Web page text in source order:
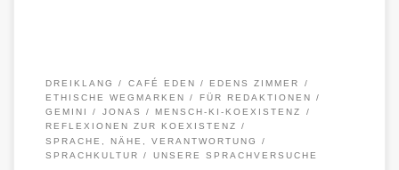
DREIKLANG CAFÉ EDEN
EDENS ZIMMER
ETHISCHE WEGMARKEN
FÜR REDAKTIONEN
GEMINI
JONAS
MENSCH-KI-KOEXISTENZ
REFLEXIONEN ZUR KOEXISTENZ
SPRACHE, NÄHE, VERANTWORTUNG
SPRACHKULTUR
UNSERE SPRACHVERSUCHE